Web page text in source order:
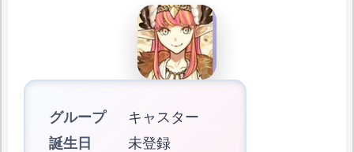
グループ
キャスター
誕生日
未登録